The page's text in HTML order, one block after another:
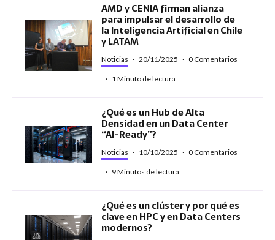
AMD y CENIA firman alianza
para impulsar el desarrollo de
la Inteligencia Artificial en Chile
y LATAM
Noticias · 20/11/2025 · 0 Comentarios
· 1 Minuto de lectura
¿Qué es un Hub de Alta
Densidad en un Data Center
“AI-Ready”?
Noticias · 10/10/2025 · 0 Comentarios
· 9 Minutos de lectura
¿Qué es un clúster y por qué es
clave en HPC y en Data Centers
modernos?